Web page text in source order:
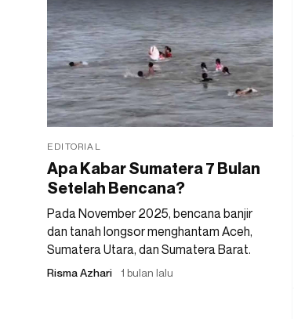
EDITORIAL
Apa Kabar Sumatera 7 Bulan
Setelah Bencana?
Pada November 2025, bencana banjir
dan tanah longsor menghantam Aceh,
Sumatera Utara, dan Sumatera Barat.
Risma Azhari 1 bulan lalu